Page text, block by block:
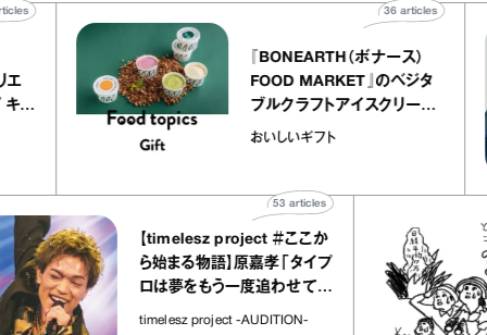
トリエ
ープ キャ
40articles
『BONEARTH（ボナース）
FOOD MARKET』のベジタ
ブルクラフトアイスクリーム
｜真野知子の「おいしいギフ
おいしいギフト
36articles
【timelesz project ＃ここか
ら始まる物語】原嘉孝「タイプ
ロは夢をもう一度追わせてく
timelesz project -AUDITION-
articles